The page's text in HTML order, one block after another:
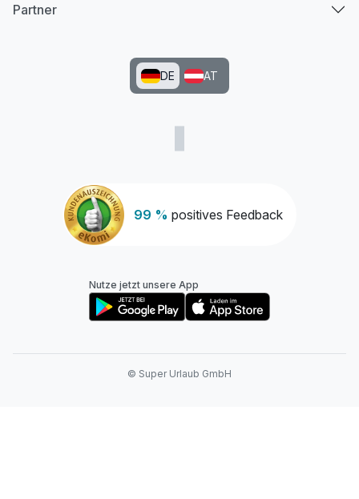
99 % positives Feedback
Partner
DE AT
Nutze jetzt unsere App
© Super Urlaub GmbH